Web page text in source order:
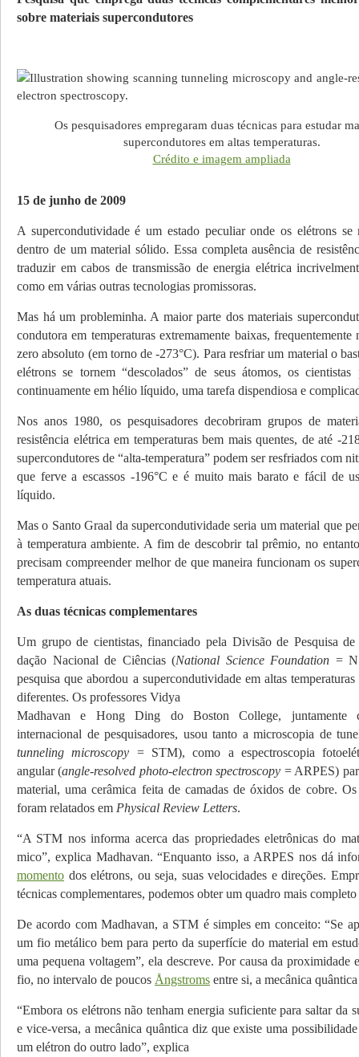
sobre materiais supercondutores
Os pesquisadores empregaram duas técnicas para estudar
supercondutores em altas temperaturas.
Crédito e imagem ampliada
15 de junho de 2009
A supercondutividade é um estado peculiar onde os elétrons se
dentro de um material sólido. Essa completa ausência de
traduzir em cabos de transmissão de energia elétrica
como em várias outras tecnologias promissoras.
Mas há um probleminha. A maior parte dos materiais
condutora em temperaturas extremamente baixas, frequentemente
zero absoluto (em torno de -273°C). Para resfriar um material o
elétrons se tornem “descolados” de seus átomos, os cientistas
continuamente em hélio líquido, uma tarefa dis­pendiosa e
Nos anos 1980, os pesquisadores decobriram grupos de
resistência elétrica em temperaturas bem mais quentes, de até -
supercondutores de “alta-temperatura” podem ser resfriados com
que ferve a escassos -196°C e é muito mais barato e fácil de
líquido.
Mas o Santo Graal da supercondutividade seria um material que
à temperatura ambiente. A fim de descobrir tal prêmio, no
precisam compreender melhor de que maneira funcionam os
temperatura atuais.
As duas técnicas complementares
Um grupo de cientistas, financiado pela Divisão de Pesquisa
dação Nacional de Ciências (National Science Foundation =
pesquisa que abordou a supercondutividade em altas
diferentes. Os professores Vidya
Madhavan e Hong Ding do Boston College, juntamente
internacional de pesquisadores, usou tanto a microscopia de
tunneling microscopy = STM), como a espectroscopia
angular (angle-resolved photo-electron spectroscopy = ARPES)
material, uma cerâmica feita de camadas de óxidos de cobre.
foram relatados em Physical Review Letters.
“A STM nos informa acerca das propriedades eletrônicas do
mico”, explica Madhavan. “Enquanto isso, a ARPES nos dá
momento dos elétrons, ou seja, suas velocidades e direções.
técnicas complementares, podemos obter um quadro mais
De acordo com Madhavan, a STM é simples em conceito: “Se
um fio metálico bem para perto da superfície do material em
uma pequena voltagem”, ela descreve. Por causa da proximidade
fio, no intervalo de poucos Ångstroms entre si, a mecânica
“Embora os elétrons não tenham energia suficiente para saltar da
e vice-versa, a mecânica quântica diz que existe uma
um elétron do outro lado”, explica